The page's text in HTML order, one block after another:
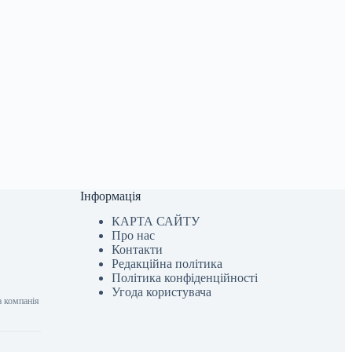
Інформація
КАРТА САЙТУ
Про нас
Контакти
Редакційна політика
Політика конфіденційності
Угода користувача